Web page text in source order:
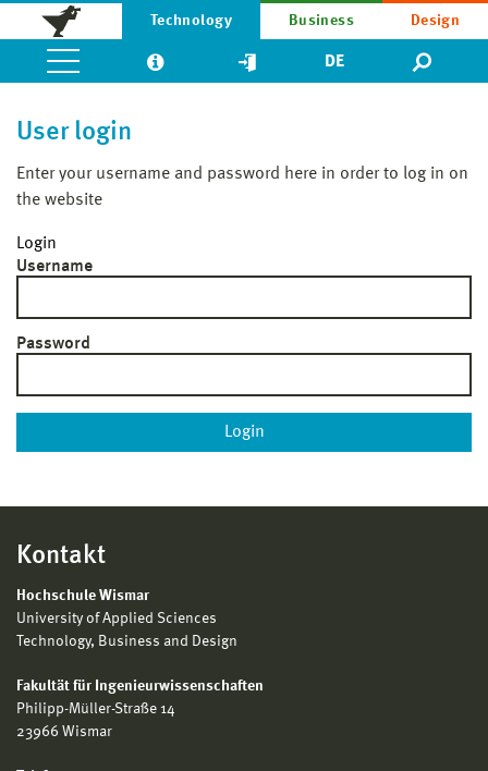
Technology Business Design
DE
User login
Enter your username and password here in order to log in on
the website
Login
Username
Password
Kontakt
Hochschule Wismar
University of Applied Sciences
Technology, Business and Design
Fakultät für Ingenieurwissenschaften
Philipp-Müller-Straße 14
23966 Wismar